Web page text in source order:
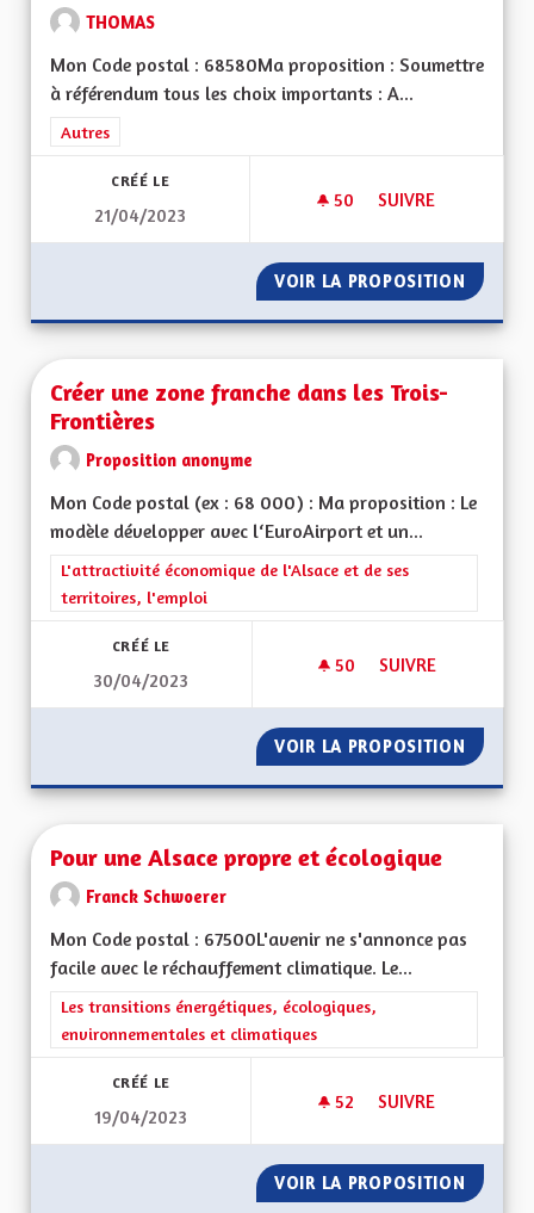
THOMAS
Mon Code postal : 68580Ma proposition : Soumettre
à référendum tous les choix importants : A...
Filtrer les résultats de la catégorie : Autres
Autres
CRÉÉ LE
21/04/2023
50 50 ABONNÉS
SUIVRE
VOIR LA PROPOSITION
Créer une zone franche dans les Trois-
Frontières
Proposition anonyme
Mon Code postal (ex : 68 000) : Ma proposition : Le
modèle développer avec l‘EuroAirport et un...
Filtrer les résultats de la catégorie : L'attractivité
L'attractivité économique de l'Alsace et de ses
territoires, l'emploi
CRÉÉ LE
30/04/2023
50 50 ABONNÉS
SUIVRE
VOIR LA PROPOSITION
Pour une Alsace propre et écologique
Franck Schwoerer
Mon Code postal : 67500L'avenir ne s'annonce pas
facile avec le réchauffement climatique. Le...
Filtrer les résultats de la catégorie : Les transitions
Les transitions énergétiques, écologiques,
environnementales et climatiques
CRÉÉ LE
19/04/2023
52 52 ABONNÉS
SUIVRE
VOIR LA PROPOSITION POUR